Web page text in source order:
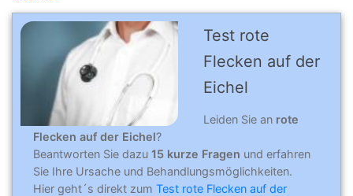
Test rote
Flecken auf der
Eichel
Leiden Sie an rote
Flecken auf der Eichel?
Beantworten Sie dazu 15 kurze Fragen und erfahren
Sie Ihre Ursache und Behandlungsmöglichkeiten.
Hier geht´s direkt zum Test rote Flecken auf der